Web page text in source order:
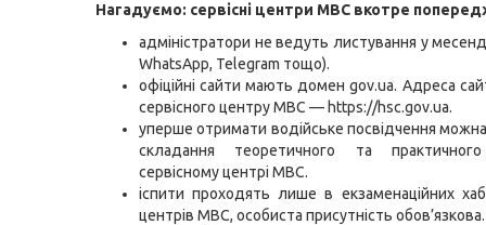
Нагадуємо: сервісні центри МВС вкотре
адміністратори не ведуть листування у
WhatsApp, Telegram тощо).
офіційні сайти мають домен gov.ua. Адреса
сервісного центру МВС — https://hsc.gov.ua.
уперше отримати водійське посвідчення можна
складання теоретичного та
сервісному центрі МВС.
іспити проходять лише в екзаменаційних
центрів МВС, особиста присутність обов’язкова.